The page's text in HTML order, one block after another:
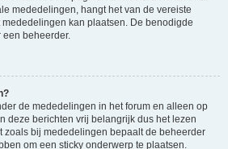
mededelingen, hangt het van de vereiste
kan plaatsen. De benodigde
beheerder.
de mededelingen in het forum en alleen op
deze berichten vrij belangrijk dus het lezen
zoals bij mededelingen bepaalt de beheerder
om een sticky onderwerp te plaatsen.